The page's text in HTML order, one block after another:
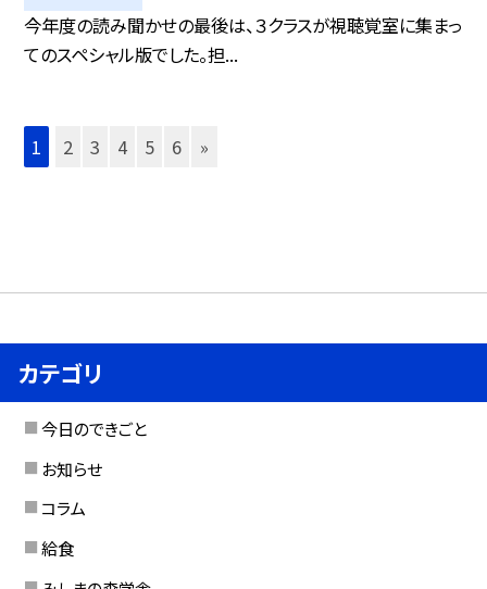
今年度の読み聞かせの最後は、３クラスが視聴覚室に集まっ
てのスペシャル版でした。担...
1 2 3 4 5 6 »
カテゴリ
今日のできごと
お知らせ
コラム
給食